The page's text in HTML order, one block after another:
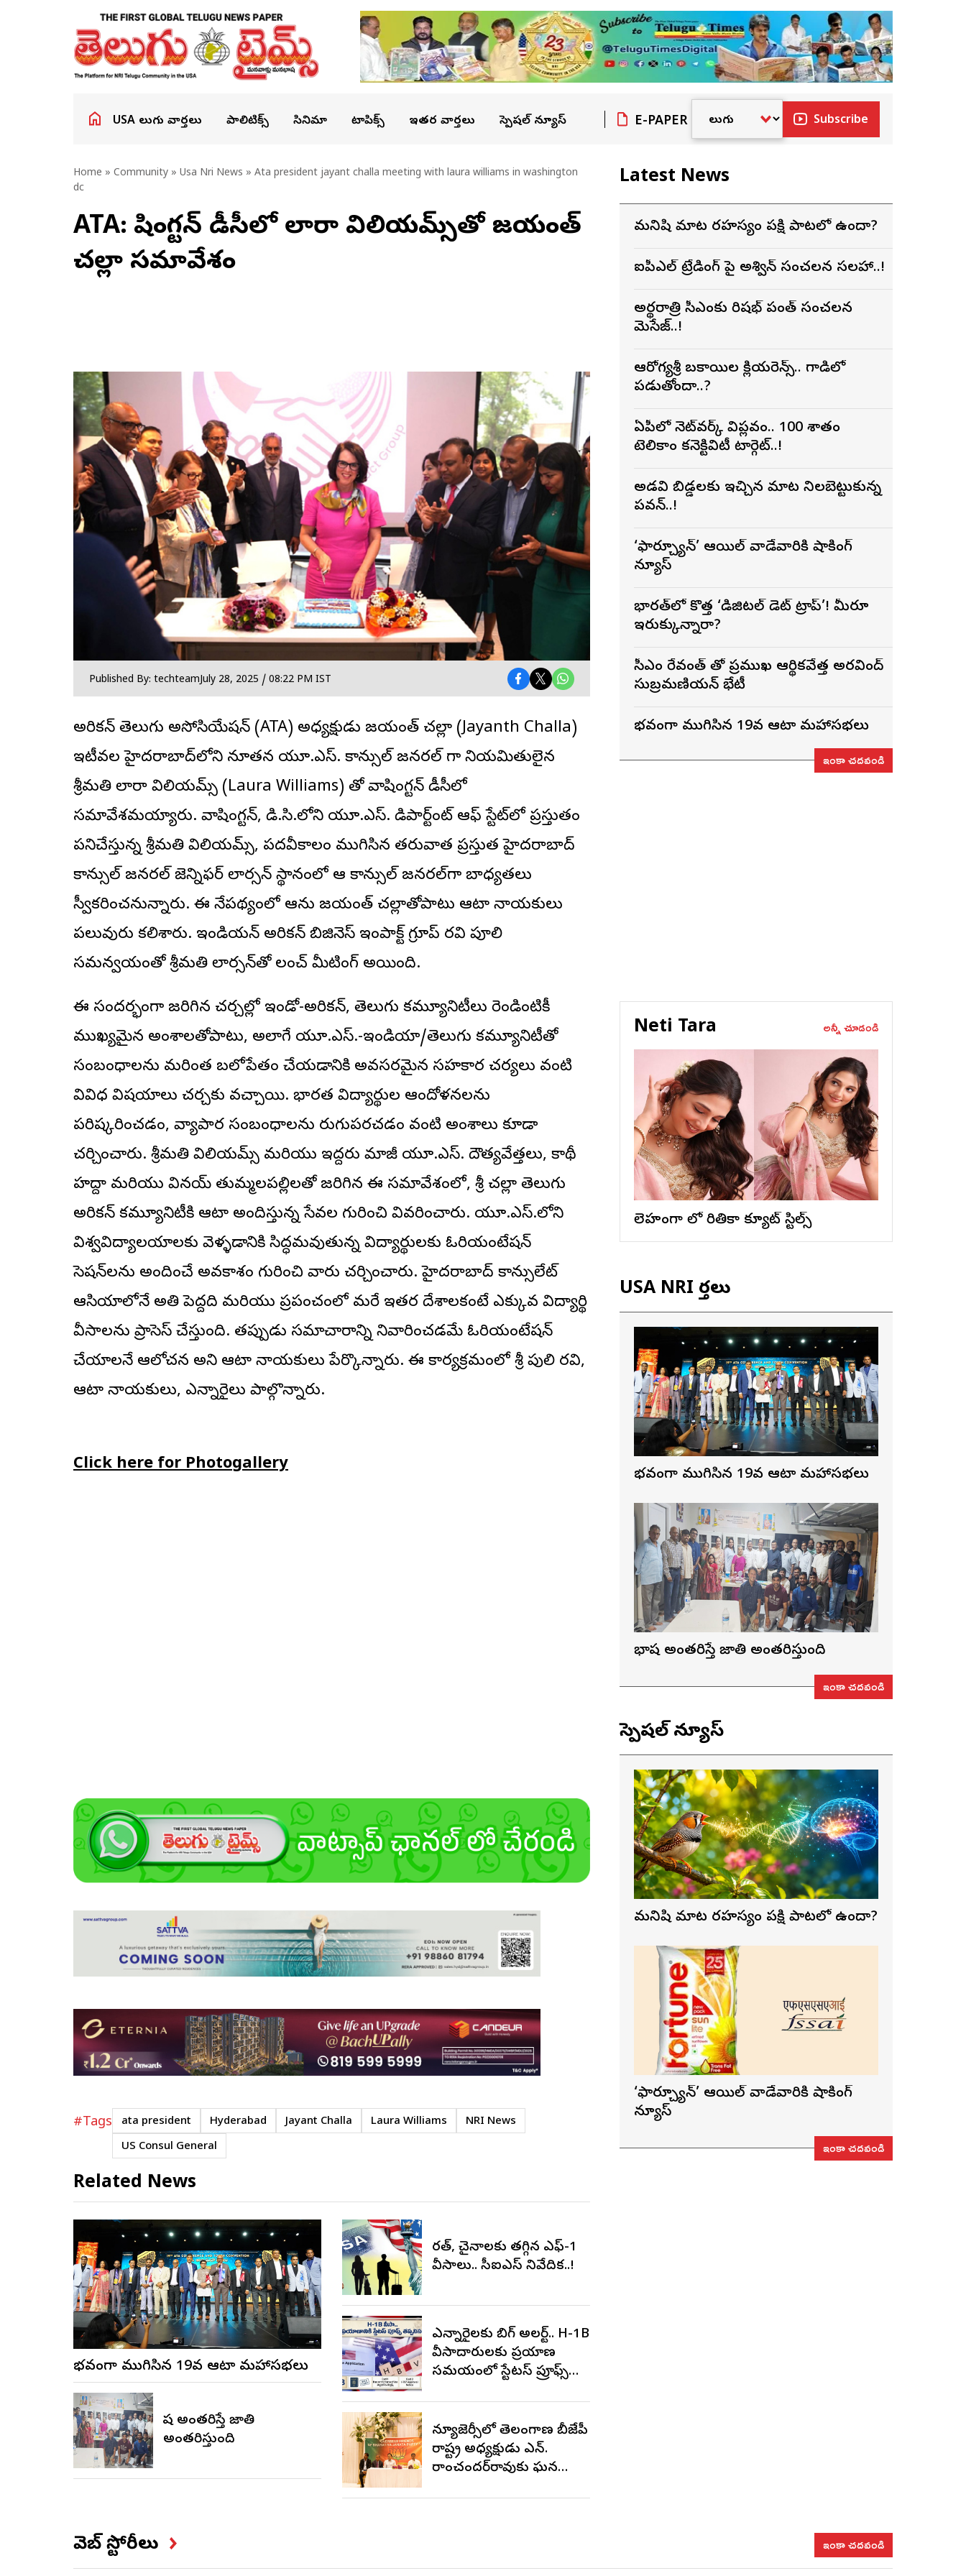
USA తెలుగు వార్తలు పాలిటిక్స్ సినిమా టాపిక్స్ ఇతర వార్తలు స్పెషల్ న్యూస్ E-PAPER Subscribe
Home » Community » Usa Nri News » Ata president jayant challa meeting with laura williams in washington
dc
ATA: వాషింగ్టన్‌ డీసీలో లారా విలియమ్స్‌తో జయంత్‌
చల్లా సమావేశం
Published By: techteamJuly 28, 2025 / 08:22 PM IST
అమెరికన్‌ తెలుగు అసోసియేషన్‌ (ATA) అధ్యక్షుడు జయంత్‌ చల్లా (Jayanth Challa)
ఇటీవల హైదరాబాద్‌లోని నూతన యూ.ఎస్‌. కాన్సుల్‌ జనరల్‌ గా నియమితులైన
శ్రీమతి లారా విలియమ్స్‌ (Laura Williams) తో వాషింగ్టన్‌ డీసీలో
సమావేశమయ్యారు. వాషింగ్టన్‌, డి.సి.లోని యూ.ఎస్‌. డిపార్ట్‌మెంట్‌ ఆఫ్‌ స్టేట్‌లో ప్రస్తుతం
పనిచేస్తున్న శ్రీమతి విలియమ్స్‌, పదవీకాలం ముగిసిన తరువాత ప్రస్తుత హైదరాబాద్‌
కాన్సుల్‌ జనరల్‌ జెన్నిఫర్‌ లార్సన్‌ స్థానంలో ఆమె కాన్సుల్‌ జనరల్‌గా బాధ్యతలు
స్వీకరించనున్నారు. ఈ నేపథ్యంలో ఆమెను జయంత్‌ చల్లాతోపాటు ఆటా నాయకులు
పలువురు కలిశారు. ఇండియన్‌ అమెరికన్‌ బిజినెస్‌ ఇంపాక్ట్‌ గ్రూప్‌ రవి పూలి
సమన్వయంతో శ్రీమతి లార్సన్‌తో లంచ్‌ మీటింగ్‌ అయింది.
ఈ సందర్భంగా జరిగిన చర్చల్లో ఇండో-అమెరికన్‌, తెలుగు కమ్యూనిటీలు రెండింటికీ
ముఖ్యమైన అంశాలతోపాటు, అలాగే యూ.ఎస్‌.-ఇండియా/తెలుగు కమ్యూనిటీతో
సంబంధాలను మరింత బలోపేతం చేయడానికి అవసరమైన సహకార చర్యలు వంటి
వివిధ విషయాలు చర్చకు వచ్చాయి. భారత విద్యార్థుల ఆందోళనలను
పరిష్కరించడం, వ్యాపార సంబంధాలను మెరుగుపరచడం వంటి అంశాలు కూడా
చర్చించారు. శ్రీమతి విలియమ్స్‌ మరియు ఇద్దరు మాజీ యూ.ఎస్‌. దౌత్యవేత్తలు, కాథీ
హద్దా మరియు వినయ్‌ తుమ్మలపల్లిలతో జరిగిన ఈ సమావేశంలో, శ్రీ చల్లా తెలుగు
అమెరికన్‌ కమ్యూనిటీకి ఆటా అందిస్తున్న సేవల గురించి వివరించారు. యూ.ఎస్‌.లోని
విశ్వవిద్యాలయాలకు వెళ్ళడానికి సిద్ధమవుతున్న విద్యార్థులకు ఓరియంటేషన్‌
సెషన్‌లను అందించే అవకాశం గురించి వారు చర్చించారు. హైదరాబాద్‌ కాన్సులేట్‌
ఆసియాలోనే అతి పెద్దది మరియు ప్రపంచంలో మరే ఇతర దేశాలకంటే ఎక్కువ విద్యార్థి
వీసాలను ప్రాసెస్‌ చేస్తుంది. తప్పుడు సమాచారాన్ని నివారించడమే ఓరియంటేషన్‌
చేయాలనే ఆలోచన అని ఆటా నాయకులు పేర్కొన్నారు. ఈ కార్యక్రమంలో శ్రీ పులి రవి,
ఆటా నాయకులు, ఎన్నారైలు పాల్గొన్నారు.
Click here for Photogallery
#Tags ata president Hyderabad Jayant Challa Laura Williams
NRI News
US Consul General
Related News
వైభవంగా ముగిసిన 19వ ఆటా మహాసభలు
భాష అంతరిస్తే జాతి
అంతరిస్తుంది
భారత్, చైనాలకు తగ్గిన ఎఫ్-1
వీసాలు.. సీఐఎస్ నివేదిక..!
ఎన్నారైలకు బిగ్ అలర్ట్.. H-1B
వీసాదారులకు ప్రయాణ
సమయంలో స్టేటస్ ప్రూఫ్స్
న్యూజెర్సీలో తెలంగాణ బీజేపీ
రాష్ట్ర అధ్యక్షుడు ఎన్.
రాంచందర్‌రావుకు ఘన
Latest News
మనిషి మాట రహస్యం పక్షి పాటలో ఉందా?
ఐపీఎల్ ట్రేడింగ్ పై అశ్విన్ సంచలన సలహా..!
అర్థరాత్రి సీఎంకు రిషభ్ పంత్ సంచలన
మెసేజ్..!
ఆరోగ్యశ్రీ బకాయిల క్లియరెన్స్.. గాడిలో
పడుతోందా..?
ఏపీలో నెట్‌వర్క్ విప్లవం.. 100 శాతం
టెలికాం కనెక్టివిటీ టార్గెట్..!
అడవి బిడ్డలకు ఇచ్చిన మాట నిలబెట్టుకున్న
పవన్..!
‘ఫార్చ్యూన్’ ఆయిల్ వాడేవారికి షాకింగ్
న్యూస్
భారత్‌లో కొత్త ‘డిజిటల్ డెట్ ట్రాప్’! మీరూ
ఇరుక్కున్నారా?
సీఎం రేవంత్ తో ప్రముఖ ఆర్థికవేత్త అరవింద్‌
సుబ్రమణియన్ భేటీ
వైభవంగా ముగిసిన 19వ ఆటా మహాసభలు
ఇంకా చదవండి
Neti Tara అన్నీ చూడండి
లెహంగా లో రితికా క్యూట్ స్టిల్స్
USA NRI వార్తలు
వైభవంగా ముగిసిన 19వ ఆటా మహాసభలు
భాష అంతరిస్తే జాతి అంతరిస్తుంది
ఇంకా చదవండి
స్పెషల్ న్యూస్
మనిషి మాట రహస్యం పక్షి పాటలో ఉందా?
‘ఫార్చ్యూన్’ ఆయిల్ వాడేవారికి షాకింగ్
న్యూస్
ఇంకా చదవండి
వెబ్ స్టోరీలు ఇంకా చదవండి